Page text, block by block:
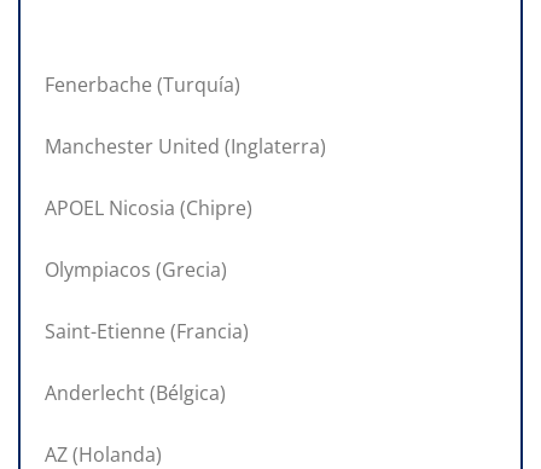
Fenerbache (Turquía)
Manchester United (Inglaterra)
APOEL Nicosia (Chipre)
Olympiacos (Grecia)
Saint-Etienne (Francia)
Anderlecht (Bélgica)
AZ (Holanda)